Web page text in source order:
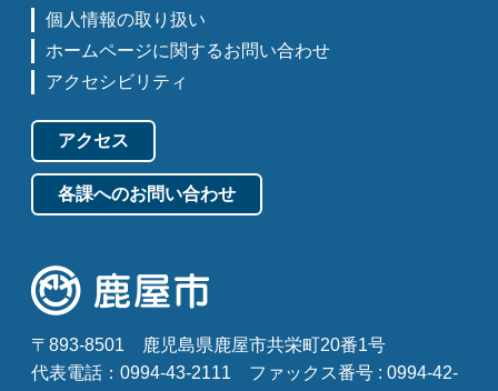
個人情報の取り扱い
ホームページに関するお問い合わせ
アクセシビリティ
アクセス
各課へのお問い合わせ
〒893-8501
鹿児島県鹿屋市共栄町20番1号
代表電話：0994-43-2111
ファックス番号 : 0994-42-